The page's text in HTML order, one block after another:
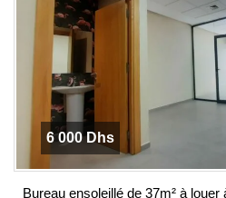
6 000 Dhs
Bureau ensoleillé de 37m² à